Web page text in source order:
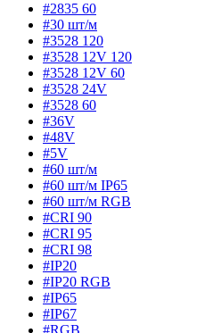
#2835 60
#30 шт/м
#3528 120
#3528 12V 120
#3528 12V 60
#3528 24V
#3528 60
#36V
#48V
#5V
#60 шт/м
#60 шт/м IP65
#60 шт/м RGB
#CRI 90
#CRI 95
#CRI 98
#IP20
#IP20 RGB
#IP65
#IP67